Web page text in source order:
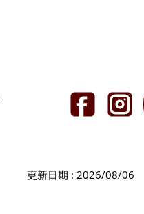
更新日期 : 2026/08/06